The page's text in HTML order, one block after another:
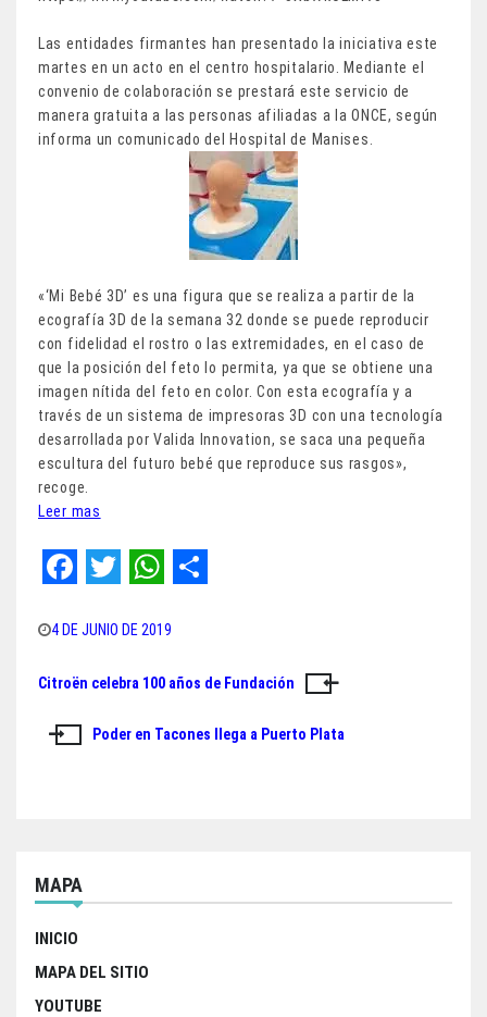
Las entidades firmantes han presentado la iniciativa este
martes en un acto en el centro hospitalario. Mediante el
convenio de colaboración se prestará este servicio de
manera gratuita a las personas afiliadas a la ONCE, según
informa un comunicado del Hospital de Manises.
«‘Mi Bebé 3D’ es una figura que se realiza a partir de la
ecografía 3D de la semana 32 donde se puede reproducir
con fidelidad el rostro o las extremidades, en el caso de
que la posición del feto lo permita, ya que se obtiene una
imagen nítida del feto en color. Con esta ecografía y a
través de un sistema de impresoras 3D con una tecnología
desarrollada por Valida Innovation, se saca una pequeña
escultura del futuro bebé que reproduce sus rasgos»,
recoge.
Leer mas
a
c
b
w
i
t
h
a
s
a
e
4 DE JUNIO DE 2019
Navegación
de
Citroën celebra 100 años de Fundación
Poder en Tacones llega a Puerto Plata
MAPA
INICIO
MAPA DEL SITIO
YOUTUBE